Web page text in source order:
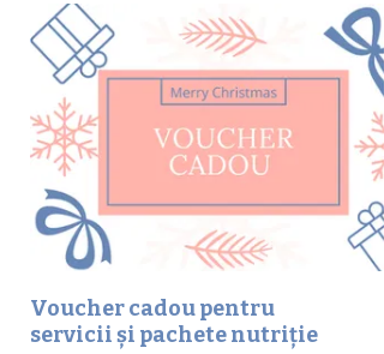
Voucher cadou pentru
servicii și pachete nutriție